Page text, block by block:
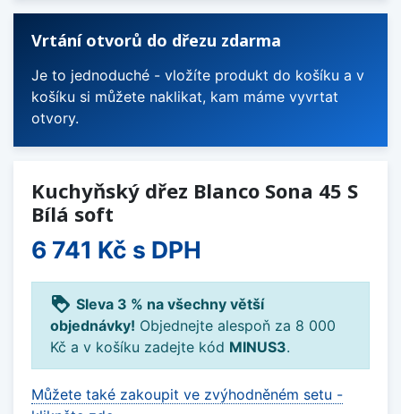
Vrtání otvorů do dřezu zdarma
Je to jednoduché - vložíte produkt do košíku a v
košíku si můžete naklikat, kam máme vyvrtat
otvory.
Kuchyňský dřez Blanco Sona 45 S
Bílá soft
6 741 Kč s DPH
loyalty Sleva 3 % na všechny větší
objednávky! Objednejte alespoň za 8 000
Kč a v košíku zadejte kód MINUS3.
Můžete také zakoupit ve zvýhodněném setu -